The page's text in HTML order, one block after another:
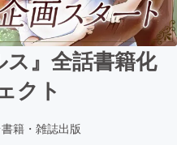
ス』全話書籍化
クト
書籍・雑誌出版